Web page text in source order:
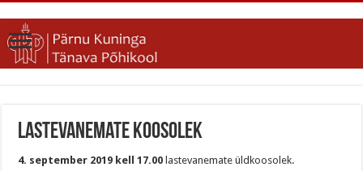
Lastevanemate koosolek
4. september 2019 kell 17.00 lastevanemate üldkoosolek.